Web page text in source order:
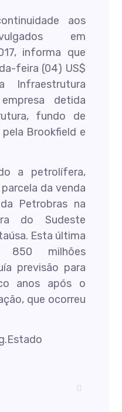
aos
em
informa que
feira (04) US$
detida
fundo de
Brookfield e
a petrolífera,
da venda
Petrobras na
do Sudeste
Esta última
850 milhões
previsão para
anos após o
que ocorreu